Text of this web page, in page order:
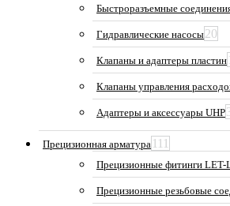
Быстроразъемные
Гидравлические насосы20
Клапаны и адаптеры пластин
Клапаны управления
Адаптеры и аксессуары UHP
Прецизионная арматура 111
Прецизионные фитинги LET-
Прецизионные резьбовые